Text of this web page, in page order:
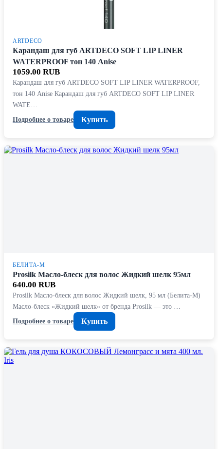
ARTDECO
Карандаш для губ ARTDECO SOFT LIP LINER
WATERPROOF тон 140 Anise
1059.00 RUB
Карандаш для губ ARTDECO SOFT LIP LINER WATERPROOF,
тон 140 Anise Карандаш для губ ARTDECO SOFT LIP LINER
WATE…
Подробнее о товаре
Купить
БЕЛИТА-М
Prosilk Масло-блеск для волос Жидкий шелк 95мл
640.00 RUB
Prosilk Масло-блеск для волос Жидкий шелк, 95 мл (Белита-М)
Масло-блеск «Жидкий шелк» от бренда Prosilk — это …
Подробнее о товаре
Купить